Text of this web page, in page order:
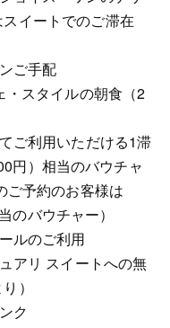
イートでのご滞在
ご手配
・スタイルの朝食（2
ご利用いただける1滞
円）相当のバウチャ
ご予約のお客様は
のバウチャー）
ルのご利用
アリ スイートへの無
）
ク